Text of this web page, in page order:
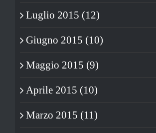
Luglio 2015 (12)
Giugno 2015 (10)
Maggio 2015 (9)
Aprile 2015 (10)
Marzo 2015 (11)